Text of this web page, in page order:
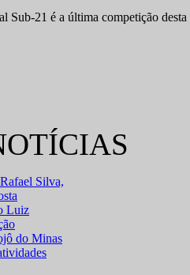
Sub-21 é a última competição